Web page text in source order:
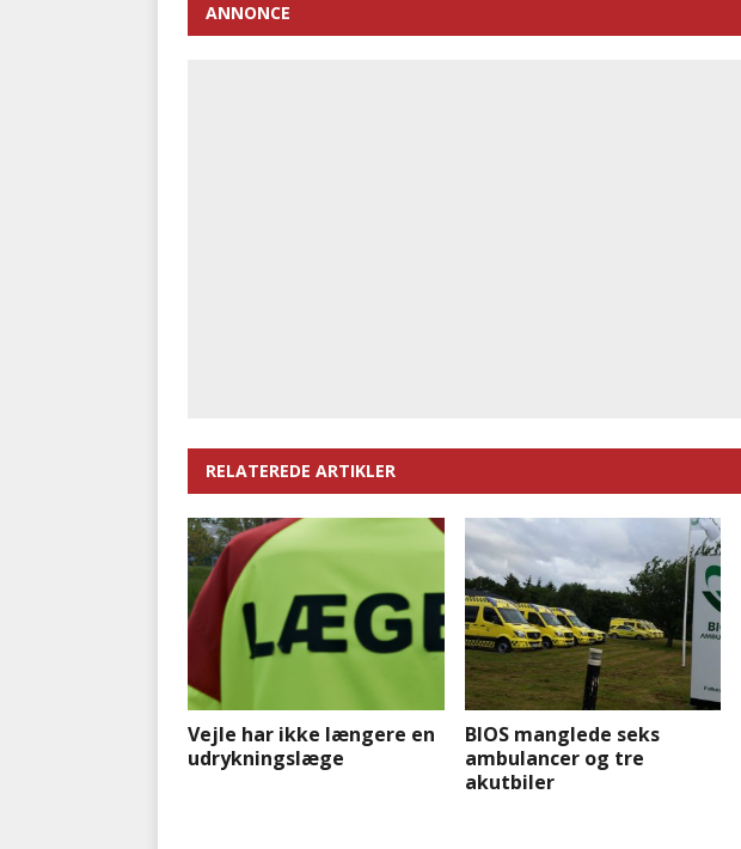
ANNONCE
RELATEREDE ARTIKLER
Vejle har ikke længere en
udrykningslæge
BIOS manglede seks
ambulancer og tre
akutbiler